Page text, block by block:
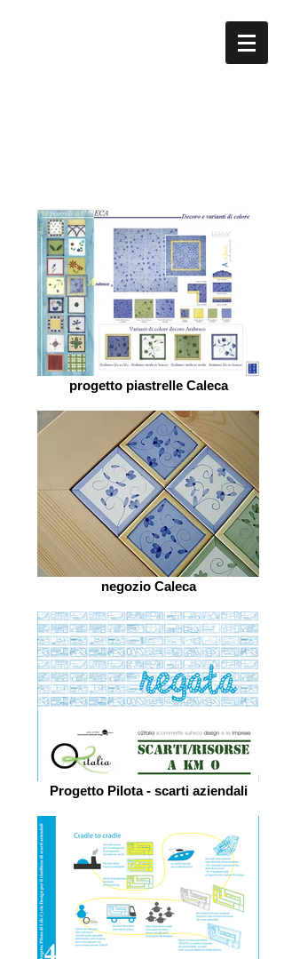
Studio ATeatino...ecoDlab
progetto piastrelle Caleca
negozio Caleca
Progetto Pilota - scarti aziendali